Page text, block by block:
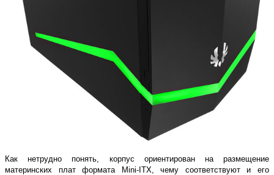
Как нетрудно понять, корпус ориентирован на размещение
материнских плат формата Mini-ITX, чему соответствуют и его